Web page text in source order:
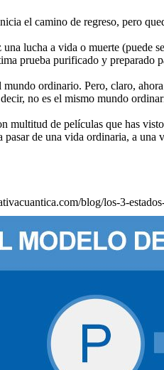
el camino de regreso, pero
lucha a vida o muerte
prueba purificado y preparado
ordinario. Pero, claro,
no es el mismo mundo
multitud de películas que has
de una vida ordinaria, a una
blog/los-3-